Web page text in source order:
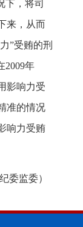
下，将司
来，从而
”受贿的刑
2009年
影响力受
准的情况
响力受贿
委监委）